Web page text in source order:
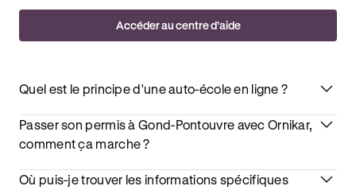
Accéder au centre d’aide
Quel est le principe d'une auto-école en ligne ?
Passer son permis à Gond-Pontouvre avec Ornikar,
comment ça marche ?
Où puis-je trouver les informations spécifiques